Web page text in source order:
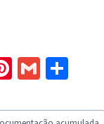
Pi
er
G
ai ar